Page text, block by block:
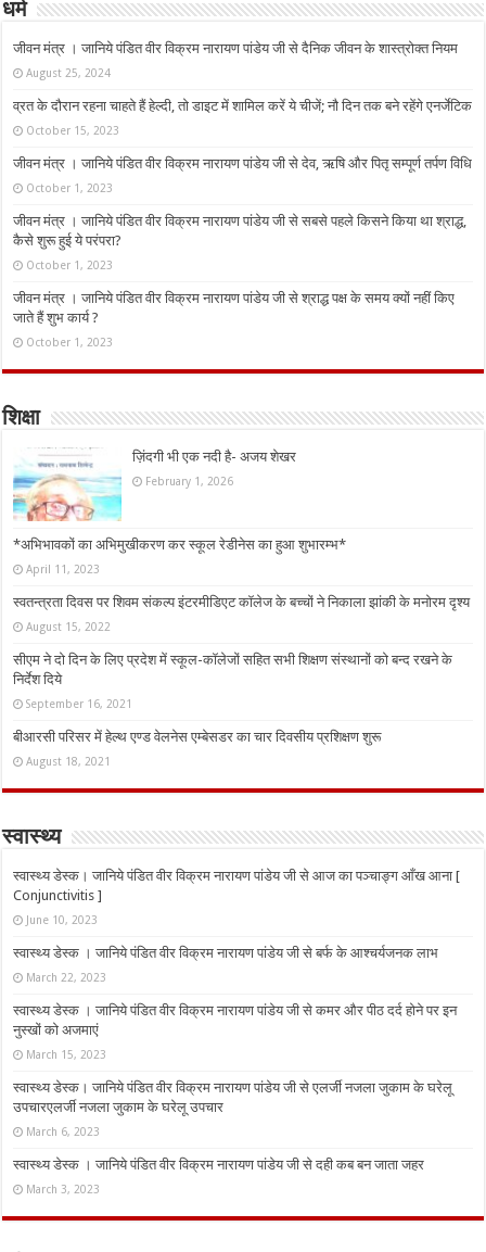
धर्म
जीवन मंत्र । जानिये पंडित वीर विक्रम नारायण पांडेय जी से दैनिक जीवन के शास्त्रोक्त नियम
August 25, 2024
व्रत के दौरान रहना चाहते हैं हेल्दी, तो डाइट में शामिल करें ये चीजें; नौ दिन तक बने रहेंगे एनर्जेटिक
October 15, 2023
जीवन मंत्र । जानिये पंडित वीर विक्रम नारायण पांडेय जी से देव, ऋषि और पितृ सम्पूर्ण तर्पण विधि
October 1, 2023
जीवन मंत्र । जानिये पंडित वीर विक्रम नारायण पांडेय जी से सबसे पहले किसने किया था श्राद्ध,
कैसे शुरू हुई ये परंपरा?
October 1, 2023
जीवन मंत्र । जानिये पंडित वीर विक्रम नारायण पांडेय जी से श्राद्ध पक्ष के समय क्यों नहीं किए
जाते हैं शुभ कार्य ?
October 1, 2023
शिक्षा
ज़िंदगी भी एक नदी है- अजय शेखर
February 1, 2026
*अभिभावकों का अभिमुखीकरण कर स्कूल रेडीनेस का हुआ शुभारम्भ*
April 11, 2023
स्वतन्त्रता दिवस पर शिवम संकल्प इंटरमीडिएट कॉलेज के बच्चों ने निकाला झांकी के मनोरम दृश्य
August 15, 2022
सीएम ने दो दिन के लिए प्रदेश में स्कूल-कॉलेजों सहित सभी शिक्षण संस्थानों को बन्द रखने के
निर्देश दिये
September 16, 2021
बीआरसी परिसर में हेल्थ एण्ड वेलनेस एम्बेसडर का चार दिवसीय प्रशिक्षण शुरू
August 18, 2021
स्वास्थ्य
स्वास्थ्य डेस्क। जानिये पंडित वीर विक्रम नारायण पांडेय जी से आज का पञ्चाङ्ग आँख आना [
Conjunctivitis ]
June 10, 2023
स्वास्थ्य डेस्क । जानिये पंडित वीर विक्रम नारायण पांडेय जी से बर्फ के आश्चर्यजनक लाभ
March 22, 2023
स्वास्थ्य डेस्क । जानिये पंडित वीर विक्रम नारायण पांडेय जी से कमर और पीठ दर्द होने पर इन
नुस्‍खों को अजमाएं
March 15, 2023
स्वास्थ्य डेस्क। जानिये पंडित वीर विक्रम नारायण पांडेय जी से एलर्जी नजला जुकाम के घरेलू
उपचारएलर्जी नजला जुकाम के घरेलू उपचार
March 6, 2023
स्वास्थ्य डेस्क । जानिये पंडित वीर विक्रम नारायण पांडेय जी से दही कब बन जाता जहर
March 3, 2023